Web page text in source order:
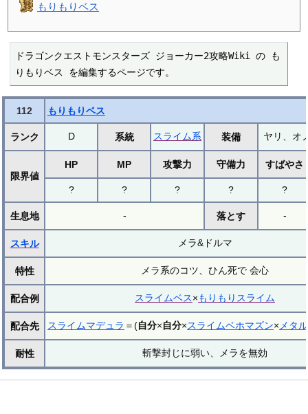
もりもりベス
ドラゴンクエストモンスターズ ジョーカー2攻略Wiki の も
りもりベス を編集するページです。
112 もりもりベス
ランク D 系統 スライム系 装備 ヤリ、オ
限界値
HP MP 攻撃力 守備力 すばやさ
? ? ? ? ?
生息地 - 落とす -
スキル メラ&ドルマ
特性 メラ系のコツ、ひん死で 会心
配合例 スライムベス×もりもりスライム
配合先 スライムマデュラ ＝(自分×自分×スライムベホマズン×メタ
耐性 斬撃封じに弱い、メラを無効